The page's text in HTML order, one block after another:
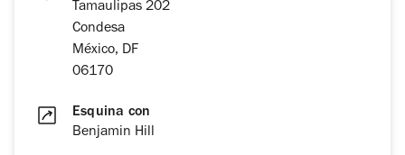
Tamaulipas 202
Condesa
México, DF
06170
Esquina con
Benjamin Hill